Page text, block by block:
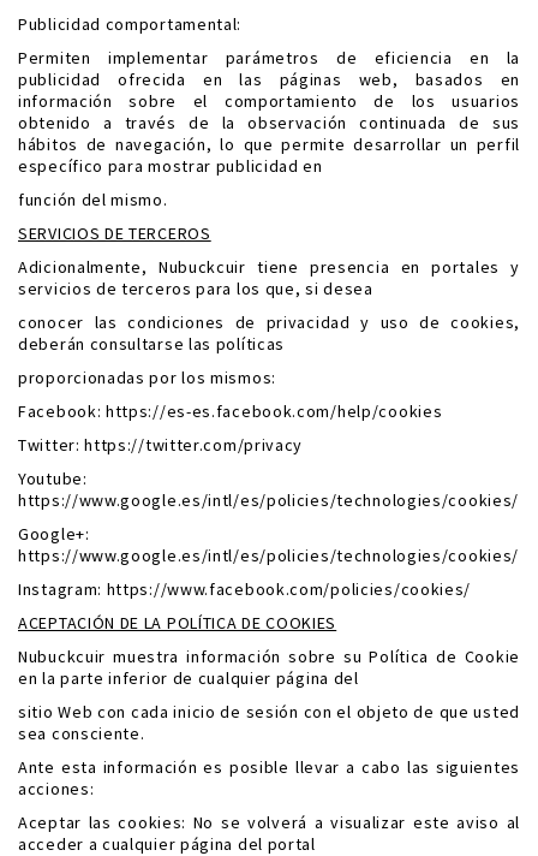
Publicidad comportamental:
Permiten implementar parámetros de eficiencia en la
publicidad ofrecida en las páginas web, basados en
información sobre el comportamiento de los usuarios
obtenido a través de la observación continuada de sus
hábitos de navegación, lo que permite desarrollar un perfil
específico para mostrar publicidad en
función del mismo.
SERVICIOS DE TERCEROS
Adicionalmente, Nubuckcuir tiene presencia en portales y
servicios de terceros para los que, si desea
conocer las condiciones de privacidad y uso de cookies,
deberán consultarse las políticas
proporcionadas por los mismos:
Facebook: https://es-es.facebook.com/help/cookies
Twitter: https://twitter.com/privacy
Youtube:
https://www.google.es/intl/es/policies/technologies/cookies/
Google+:
https://www.google.es/intl/es/policies/technologies/cookies/
Instagram: https://www.facebook.com/policies/cookies/
ACEPTACIÓN DE LA POLÍTICA DE COOKIES
Nubuckcuir muestra información sobre su Política de Cookie
en la parte inferior de cualquier página del
sitio Web con cada inicio de sesión con el objeto de que usted
sea consciente.
Ante esta información es posible llevar a cabo las siguientes
acciones:
Aceptar las cookies: No se volverá a visualizar este aviso al
acceder a cualquier página del portal